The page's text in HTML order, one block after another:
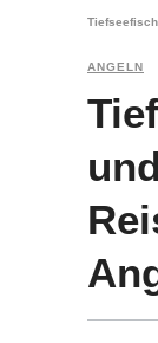
ANGELN